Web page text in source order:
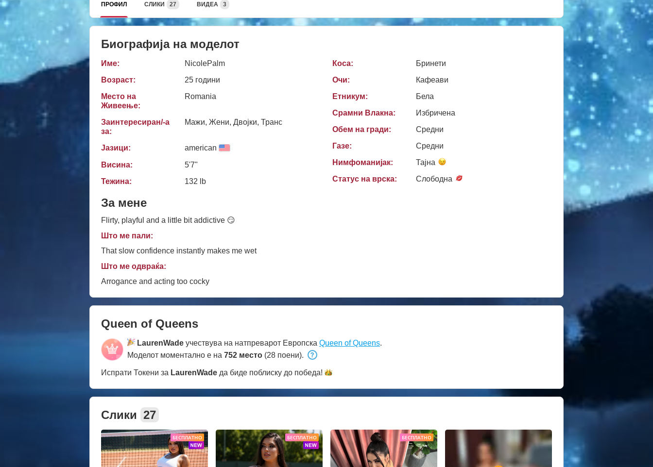
ПРОФИЛ СЛИКИ 27 ВИДЕА 3
Биографија на моделот
Име:
NicolePalm
Возраст:
25 години
Место на
Живеење:
Romania
Заинтересиран/-а
за:
Мажи, Жени, Двојки, Транс
Јазици: american
Висина:
5'7"
Тежина:
132 lb
Коса:
Бринети
Очи:
Кафеави
Етникум:
Бела
Срамни Влакна:
Избричена
Обем на гради:
Средни
Газе:
Средни
Нимфоманијак:
Тајна
Статус на врска:
Слободна
За мене
Flirty, playful and a little bit addictive 😏
Што ме пали:
That slow confidence instantly makes me wet
Што ме одвраќа:
Arrogance and acting too cocky
Queen of Queens
LaurenWade учествува на натпреварот Европска Queen of Queens.
Моделот моментално е на 752 место (28 поени).
Испрати Токени за LaurenWade да биде поблиску до победа!
Слики 27
БЕСПЛАТНО БЕСПЛАТНО БЕСПЛАТНО